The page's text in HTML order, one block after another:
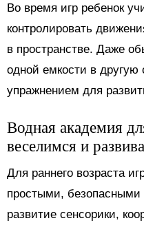
Во время игр ребенок
контролировать
в пространстве. Даже
одной емкости в другую
упражнением для
Водная академия
веселимся и
Для раннего возраста
простыми,
развитие сенсорики,